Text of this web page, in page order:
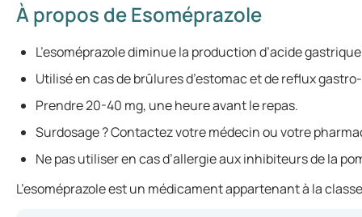
À propos de Esoméprazole
L’esoméprazole diminue la production d’acide
Utilisé en cas de brûlures d’estomac et de reflux
Prendre 20-40 mg, une heure avant le repas.
Surdosage ? Contactez votre médecin ou votre
Ne pas utiliser en cas d’allergie aux inhibiteurs de la
L’esoméprazole est un médicament appartenant à la